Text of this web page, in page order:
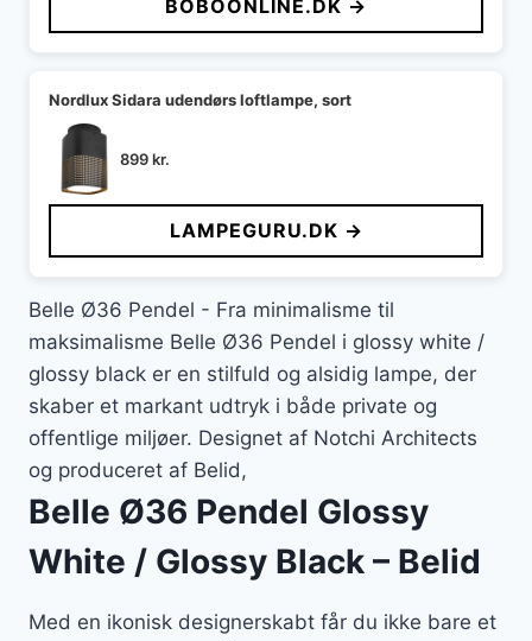
BOBOONLINE.DK →
Nordlux Sidara udendørs loftlampe, sort
899kr.
LAMPEGURU.DK →
Belle Ø36 Pendel - Fra minimalisme til
maksimalisme Belle Ø36 Pendel i glossy white /
glossy black er en stilfuld og alsidig lampe, der
skaber et markant udtryk i både private og
offentlige miljøer. Designet af Notchi Architects
og produceret af Belid,
Belle Ø36 Pendel Glossy
White / Glossy Black – Belid
Med en ikonisk designerskabt får du ikke bare et